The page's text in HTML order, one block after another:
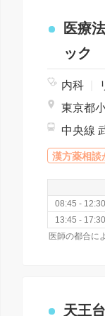
医療
ック
内科
東京都
中央線
漢方薬相談
08:45 - 12:30
13:45 - 17:30
天王